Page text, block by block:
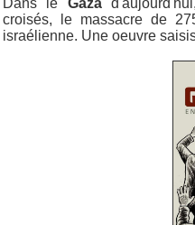
Dans le Gaza
croisés, le massacre de
israélienne. Une oeuvre